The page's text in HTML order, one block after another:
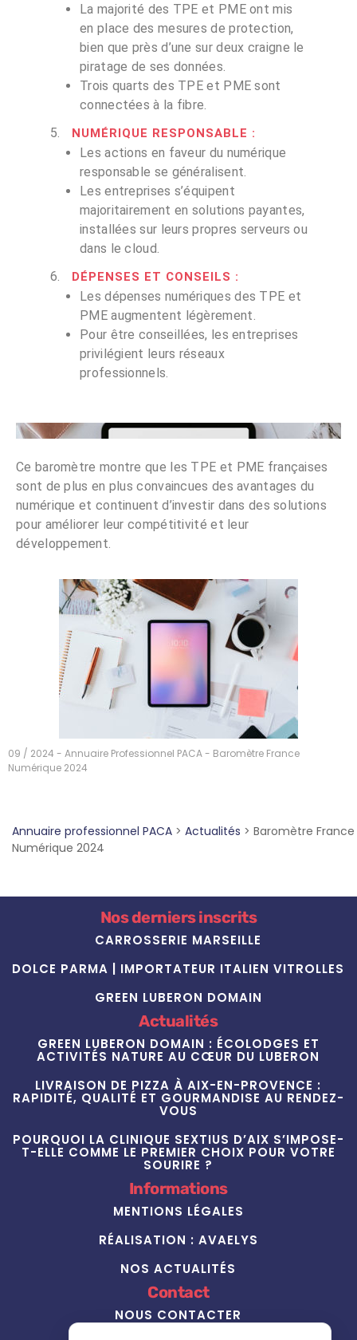
La majorité des TPE et PME ont mis
en place des mesures de protection,
bien que près d’une sur deux craigne le
piratage de ses données.
Trois quarts des TPE et PME sont
connectées à la fibre.
NUMÉRIQUE RESPONSABLE :
Les actions en faveur du numérique
responsable se généralisent.
Les entreprises s’équipent
majoritairement en solutions payantes,
installées sur leurs propres serveurs ou
dans le cloud.
DÉPENSES ET CONSEILS :
Les dépenses numériques des TPE et
PME augmentent légèrement.
Pour être conseillées, les entreprises
privilégient leurs réseaux
professionnels.
Ce baromètre montre que les TPE et PME françaises
sont de plus en plus convaincues des avantages du
numérique et continuent d’investir dans des solutions
pour améliorer leur compétitivité et leur
développement.
09 / 2024 - Annuaire Professionnel PACA - Baromètre France
Numérique 2024
Annuaire professionnel PACA > Actualités > Baromètre France
Numérique 2024
Nos derniers inscrits
CARROSSERIE MARSEILLE
DOLCE PARMA | IMPORTATEUR ITALIEN VITROLLES
GREEN LUBERON DOMAIN
Actualités
GREEN LUBERON DOMAIN : ÉCOLODGES ET
ACTIVITÉS NATURE AU CŒUR DU LUBERON
LIVRAISON DE PIZZA À AIX-EN-PROVENCE :
RAPIDITÉ, QUALITÉ ET GOURMANDISE AU RENDEZ-
VOUS
POURQUOI LA CLINIQUE SEXTIUS D’AIX S’IMPOSE-
T-ELLE COMME LE PREMIER CHOIX POUR VOTRE
SOURIRE ?
Informations
MENTIONS LÉGALES
RÉALISATION : AVAELYS
NOS ACTUALITÉS
Contact
NOUS CONTACTER